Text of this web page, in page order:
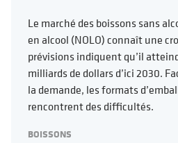
Le marché des boissons sans
en alcool (NOLO) connaît une
prévisions indiquent qu’il
milliards de dollars d’ici 2030.
la demande, les formats
rencontrent des difficultés.
BOISSONS